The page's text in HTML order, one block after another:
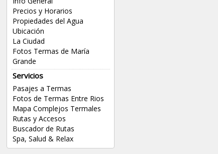
Precios y Horarios
Propiedades del Agua
Ubicación
La Ciudad
Fotos Termas de María
Grande
Servicios
Pasajes a Termas
Fotos de Termas Entre Rios
Mapa Complejos Termales
Rutas y Accesos
Buscador de Rutas
Spa, Salud & Relax